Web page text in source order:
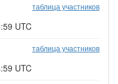
таблица участников
UTC
таблица участников
UTC